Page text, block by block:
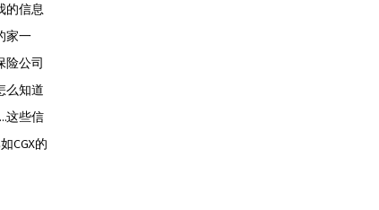
的信息
家一
险公司
么知道
这些信
CGX的